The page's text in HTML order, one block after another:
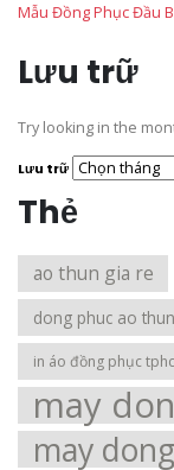
Mẫu Đồng Phục Đầu
Lưu trữ
Try looking in the
Lưu trữ
Thẻ
ao thun gia re
dong phuc ao
in áo đồng phục
may
may